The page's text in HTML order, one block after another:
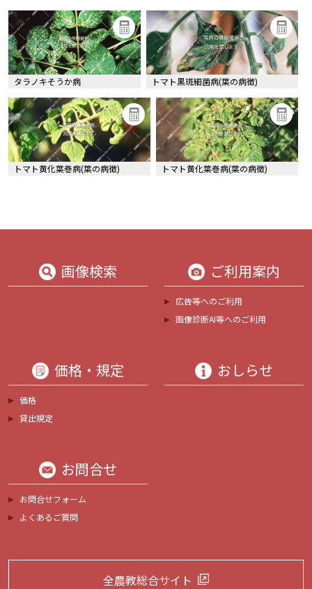
タラノキそうか病 トマト黒斑細菌病(葉の病徴)
トマト黄化葉巻病(葉の病徴) トマト黄化葉巻病(葉の病徴)
画像検索 ご利用案内
広告等へのご利用
画像診断AI等へのご利用
価格・規定
価格
貸出規定
おしらせ
お問合せ
お問合せフォーム
よくあるご質問
全農教総合サイト